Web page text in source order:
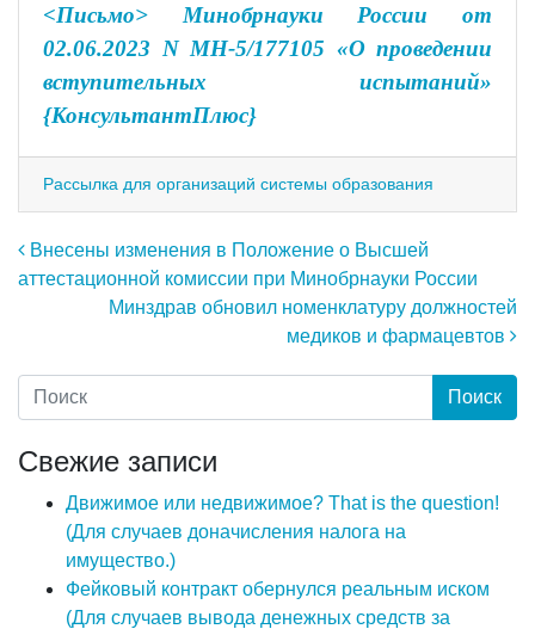
<Письмо> Минобрнауки России от
02.06.2023 N МН-5/177105 «О проведении
вступительных испытаний»
{КонсультантПлюс}
Рассылка для организаций системы образования
Навигация по записям
Внесены изменения в Положение о Высшей
аттестационной комиссии при Минобрнауки России
Минздрав обновил номенклатуру должностей
медиков и фармацевтов
Свежие записи
Движимое или недвижимое? That is the question!
(Для случаев доначисления налога на
имущество.)
Фейковый контракт обернулся реальным иском
(Для случаев вывода денежных средств за